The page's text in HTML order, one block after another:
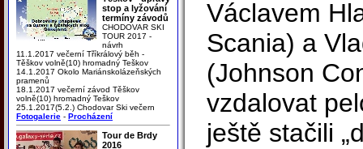
stop a lyžování
termíny závodů
CHODOVAR SKI
TOUR 2017 -
návrh
11.1.2017 večerní Tříkrálový běh -
Těškov volně(10) hromadný Teškov
14.1.2017 Okolo Mariánskolázeňských
pramenů
18.1.2017 večerní závod Těškov
volně(10) hromadný Teškov
25.1.2017(5.2.) Chodovar Ski večern
Fotogalerie - Procházení
Tour de Brdy
2016
Václavem
Scania) a
(Johnson
vzdalovat
ještě stačili